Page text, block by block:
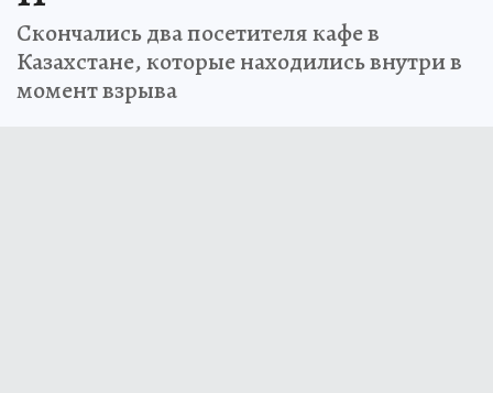
Скончались два посетителя кафе в
Казахстане, которые находились внутри в
момент взрыва